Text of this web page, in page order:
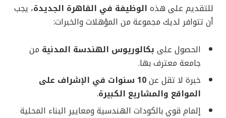
للتقديم على هذه الوظيفة في القاهرة الجديدة، يجب
أن تتوافر لديك مجموعة من المؤهلات والخبرات:
الحصول على بكالوريوس الهندسة المدنية من
جامعة معترف بها.
خبرة لا تقل عن
10 سنوات في الإشراف على
المواقع والمشاريع الكبيرة.
إلمام قوي بالكودات الهندسية ومعايير البناء المحلية